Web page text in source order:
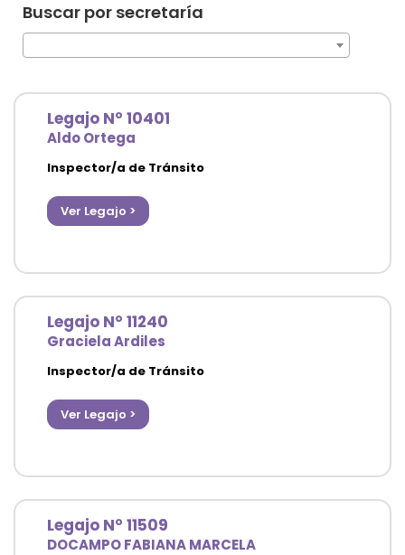
Derechos Humanos
Empleo y Formación Laboral
Buscar por secretaría
Legajo N° 10401
Aldo Ortega
Inspector/a de Tránsito
Ver Legajo >
Legajo N° 11240
Graciela Ardiles
Inspector/a de Tránsito
Ver Legajo >
Legajo N° 11509
DOCAMPO FABIANA MARCELA